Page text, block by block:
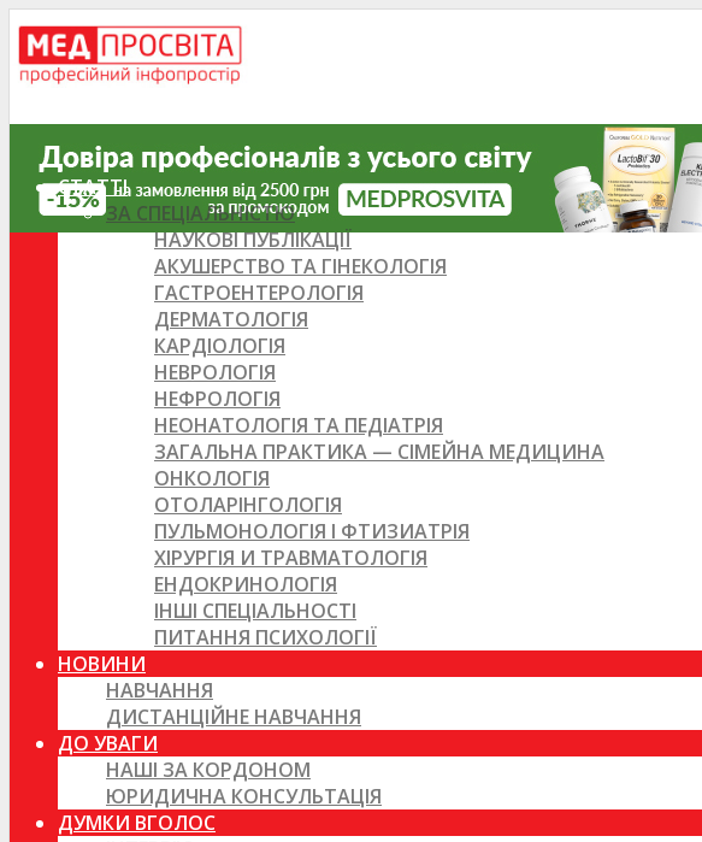
СТАТТІ
ЗА СПЕЦІАЛЬНІСТЮ
НАУКОВІ ПУБЛІКАЦІЇ
АКУШЕРСТВО ТА ГІНЕКОЛОГІЯ
ГАСТРОЕНТЕРОЛОГІЯ
ДЕРМАТОЛОГІЯ
КАРДІОЛОГІЯ
НЕВРОЛОГІЯ
НЕФРОЛОГІЯ
НЕОНАТОЛОГІЯ ТА ПЕДІАТРІЯ
ЗАГАЛЬНА ПРАКТИКА — СІМЕЙНА МЕДИЦИНА
ОНКОЛОГІЯ
ОТОЛАРІНГОЛОГІЯ
ПУЛЬМОНОЛОГІЯ І ФТИЗИАТРІЯ
ХІРУРГІЯ И ТРАВМАТОЛОГІЯ
ЕНДОКРИНОЛОГІЯ
ІНШІ СПЕЦІАЛЬНОСТІ
ПИТАННЯ ПСИХОЛОГІЇ
НОВИНИ
НАВЧАННЯ
ДИСТАНЦІЙНЕ НАВЧАННЯ
ДО УВАГИ
НАШІ ЗА КОРДОНОМ
ЮРИДИЧНА КОНСУЛЬТАЦІЯ
ДУМКИ ВГОЛОС